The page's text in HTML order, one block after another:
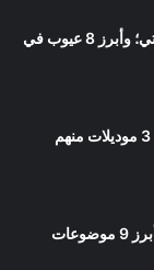
الفرق بين كيا سيراتو وكيا فورتي؛ وأبرز 8 عيوب في
مواضيع عن التنمية البشرية؛ وأبرز 9 موضوعات